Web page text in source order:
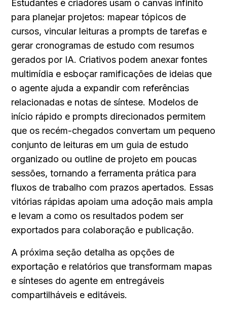
Estudantes e criadores usam o canvas infinito
para planejar projetos: mapear tópicos de
cursos, vincular leituras a prompts de tarefas e
gerar cronogramas de estudo com resumos
gerados por IA. Criativos podem anexar fontes
multimídia e esboçar ramificações de ideias que
o agente ajuda a expandir com referências
relacionadas e notas de síntese. Modelos de
início rápido e prompts direcionados permitem
que os recém-chegados convertam um pequeno
conjunto de leituras em um guia de estudo
organizado ou outline de projeto em poucas
sessões, tornando a ferramenta prática para
fluxos de trabalho com prazos apertados. Essas
vitórias rápidas apoiam uma adoção mais ampla
e levam a como os resultados podem ser
exportados para colaboração e publicação.
A próxima seção detalha as opções de
exportação e relatórios que transformam mapas
e sínteses do agente em entregáveis
compartilháveis e editáveis.